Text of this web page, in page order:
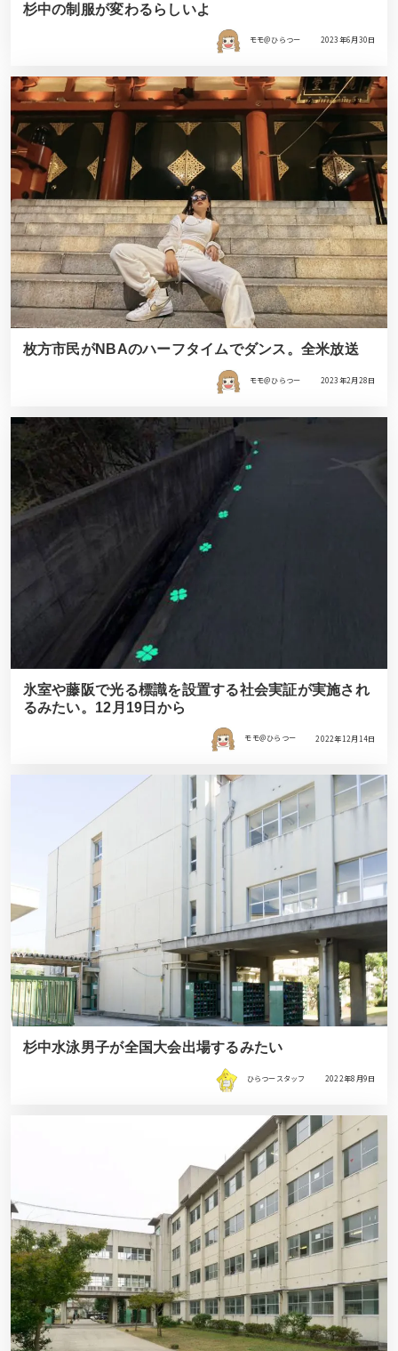
杉中の制服が変わるらしいよ
モモ＠ひらつー 2023年6月30日
枚方市民がNBAのハーフタイムでダンス。全米放送
モモ＠ひらつー 2023年2月28日
氷室や藤阪で光る標識を設置する社会実証が実施され
るみたい。12月19日から
モモ＠ひらつー 2022年12月14日
杉中水泳男子が全国大会出場するみたい
ひらつースタッフ 2022年8月9日